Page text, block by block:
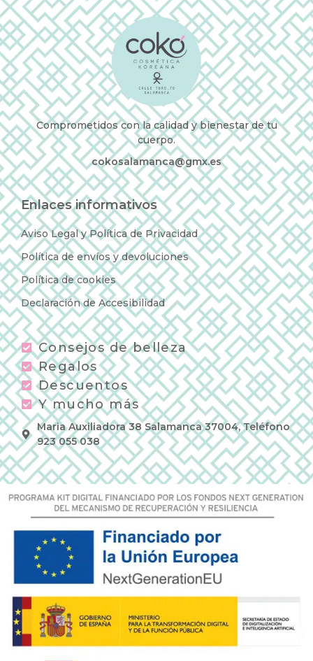
Comprometidos con la calidad y bienestar de tu
cuerpo.
cokosalamanca@gmx.es
Enlaces informativos
Aviso Legal y Política de Privacidad
Política de envíos y devoluciones
Política de cookies
Declaración de Accesibilidad
Consejos de belleza
Regalos
Descuentos
Y mucho más
Maria Auxiliadora 38 Salamanca 37004, Teléfono
923 055 038